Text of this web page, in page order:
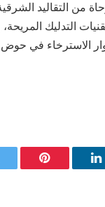
من التقاليد
التدليك
Pinterest